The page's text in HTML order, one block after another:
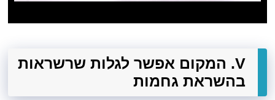
V. המקום אפשר לגלות שרשראות
בהשראת גחמות